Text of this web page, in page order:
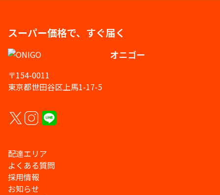
スーパー価格で、すぐ届く
オニゴー
〒154-0011
東京都世田谷区上馬1-17-5
配達エリア
よくある質問
採用情報
お知らせ